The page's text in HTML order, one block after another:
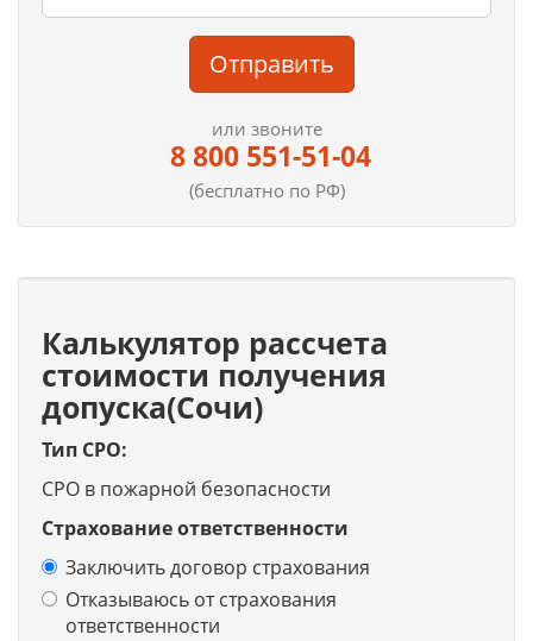
Отправить
или звоните
8 800 551-51-04
(бесплатно по РФ)
Калькулятор рассчета
стоимости получения
допуска(Сочи)
Тип СРО:
СРО в пожарной безопасности
Страхование ответственности
Заключить договор страхования
Отказываюсь от страхования
ответственности